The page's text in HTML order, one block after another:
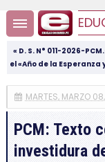
« D. S. N° 011-2026-
el «Año de la
MARTES, MARZO
PCM: Texto
investidura